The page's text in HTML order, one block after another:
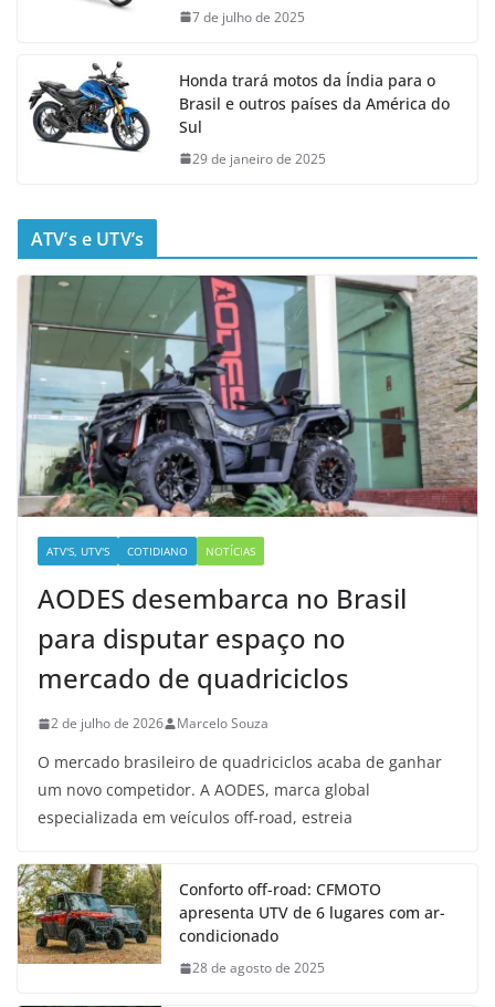
7 de julho de 2025
Honda trará motos da Índia para o
Brasil e outros países da América do
Sul
29 de janeiro de 2025
ATV’s e UTV’s
ATV'S, UTV'S COTIDIANO NOTÍCIAS
AODES desembarca no Brasil
para disputar espaço no
mercado de quadriciclos
2 de julho de 2026 Marcelo Souza
O mercado brasileiro de quadriciclos acaba de ganhar
um novo competidor. A AODES, marca global
especializada em veículos off-road, estreia
Conforto off-road: CFMOTO
apresenta UTV de 6 lugares com ar-
condicionado
28 de agosto de 2025